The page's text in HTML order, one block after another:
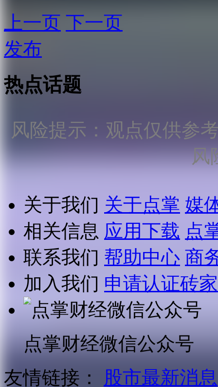
上一页 下一页
发布
热点话题
风险提示：观点仅供参
风
关于我们 关于点掌 媒
相关信息 应用下载 点
联系我们 帮助中心 商
加入我们 申请认证砖家
点掌财经微信公众号
友情链接：
股市最新消息